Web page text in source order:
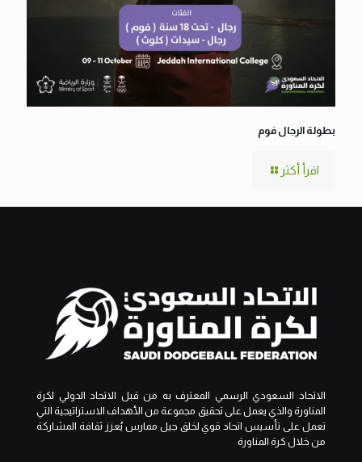
بطولة الرجال فوم
اقرأ أكثر
الاتحاد السعودي الرسمي المعترف به من قبل الاتحاد الدولي لكرة
المناورة والذي يعمل على تحقيق مجموعة من الأهداف الاستراتيجية التي
تعمل على تأسيس اتحاد قوي لخلق جيل ممارس يُعزز ثقافة المشاركة
من خلال كرة المناورة